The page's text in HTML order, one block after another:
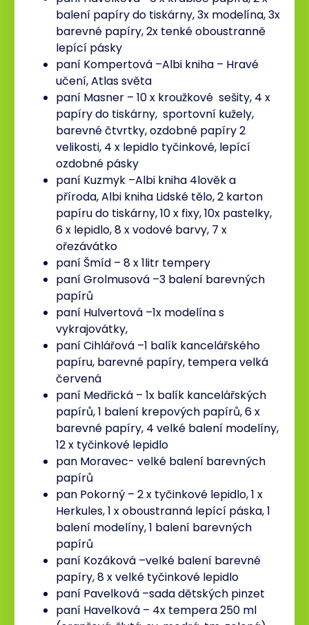
balení papíry do tiskárny, 3x modelína, 3x
barevné papíry, 2x tenké oboustranně
lepící pásky
paní Kompertová –Albi kniha – Hravé
učení, Atlas světa
paní Masner – 10 x kroužkové sešity, 4 x
papíry do tiskárny, sportovní kužely,
barevné čtvrtky, ozdobné papíry 2
velikosti, 4 x lepidlo tyčinkové, lepící
ozdobné pásky
paní Kuzmyk –Albi kniha 4lověk a
příroda, Albi kniha Lidské tělo, 2 karton
papíru do tiskárny, 10 x fixy, 10x pastelky,
6 x lepidlo, 8 x vodové barvy, 7 x
ořezávátko
paní Šmíd – 8 x 1litr tempery
paní Grolmusová –3 balení barevných
papírů
paní Hulvertová –1x modelína s
vykrajovátky,
paní Cihlářová –1 balík kancelářského
papíru, barevné papíry, tempera velká
červená
paní Medřická – 1x balík kancelářských
papírů, 1 balení krepových papírů, 6 x
barevné papíry, 4 velké balení modelíny,
12 x tyčinkové lepidlo
pan Moravec- velké balení barevných
papírů
pan Pokorný – 2 x tyčinkové lepidlo, 1 x
Herkules, 1 x oboustranná lepící páska, 1
balení modelíny, 1 balení barevných
papírů
paní Kozáková –velké balení barevné
papíry, 8 x velké tyčinkové lepidlo
paní Pavelková –sada dětských pinzet
paní Havelková – 4x tempera 250 ml